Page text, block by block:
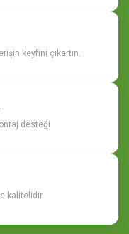
keyfini çıkartın.
desteği
kalitelidir.